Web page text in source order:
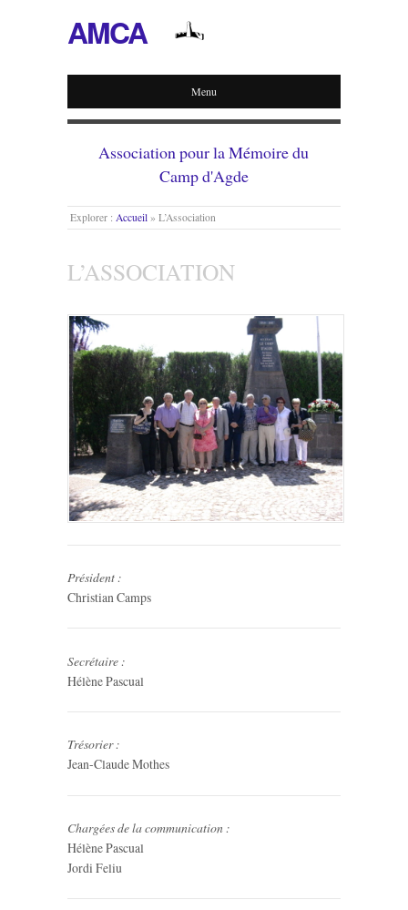
AMCA
Menu
Association pour la Mémoire du
Camp d'Agde
Explorer : Accueil » L’Association
L’ASSOCIATION
Président :
Christian Camps
Secrétaire :
Hélène Pascual
Trésorier :
Jean-Claude Mothes
Chargées de la communication :
Hélène Pascual
Jordi Feliu